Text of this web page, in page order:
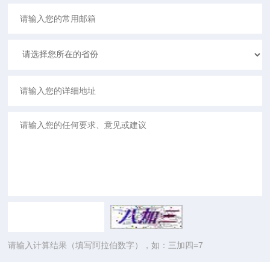
请输入计算结果（填写阿拉伯数字），如：三加四=7